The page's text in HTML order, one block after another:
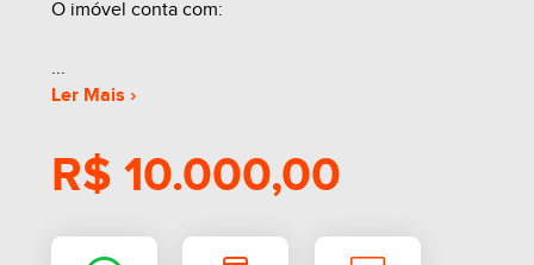
O imóvel conta com:
Ambientes amplos e bem iluminados
2 banheiros
Localização privilegiada.
Ler Mais ›
R$ 10.000,00